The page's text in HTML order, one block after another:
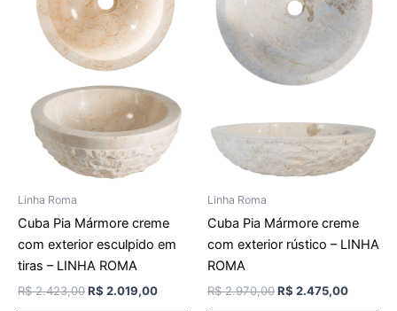
Linha Roma
Cuba Pia Mármore creme
com exterior esculpido em
tiras – LINHA ROMA
R$2.423,00R$ 2.019,00
Linha Roma
Cuba Pia Mármore creme
com exterior rústico – LINHA
ROMA
R$2.970,00R$ 2.475,00